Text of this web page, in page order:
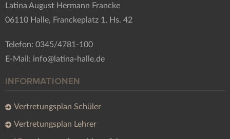
Latina August Hermann Francke
06110 Halle, Franckeplatz 1, Hs. 42
Telefon: 0345/4781-100
E-Mail: info@latina-halle.de
INFORMATIONEN
Vertretungsplan Schüler
Vertretungsplan Lehrer